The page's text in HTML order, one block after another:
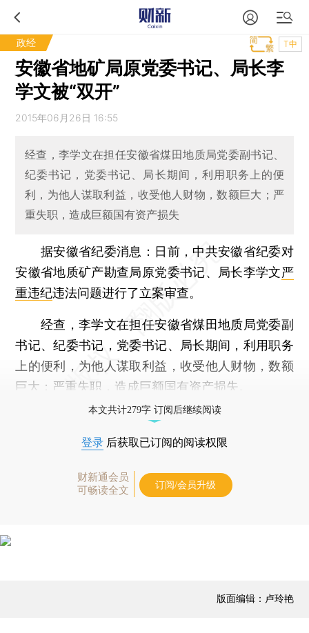
政经 T中
安徽省地矿局原党委书记、局长李
学文被“双开”
2015年06月26日 16:55
经查，李学文在担任安徽省煤田地质局党委副书记、
纪委书记，党委书记、局长期间，利用职务上的便
利，为他人谋取利益，收受他人财物，数额巨大；严
重失职，造成巨额国有资产损失
据安徽省纪委消息：日前，中共安徽省纪委对
安徽省地质矿产勘查局原党委书记、局长李学文严
重违纪违法问题进行了立案审查。
经查，李学文在担任安徽省煤田地质局党委副
书记、纪委书记，党委书记、局长期间，利用职务
上的便利，为他人谋取利益，收受他人财物，数额
巨大；严重失职，造成巨额国有资产损失。
本文共计279字 订阅后继续阅读
登录 后获取已订阅的阅读权限
财新通会员
可畅读全文
订阅/会员升级
版面编辑：卢玲艳